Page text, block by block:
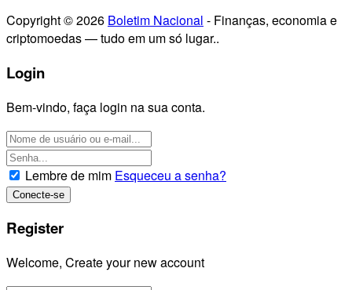
Copyright © 2026 Boletim Nacional - Finanças, economia e
criptomoedas — tudo em um só lugar..
Login
Bem-vindo, faça login na sua conta.
Lembre de mim Esqueceu a senha?
Register
Welcome, Create your new account